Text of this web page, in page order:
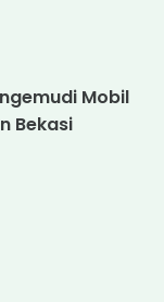
Mobil
Bekasi